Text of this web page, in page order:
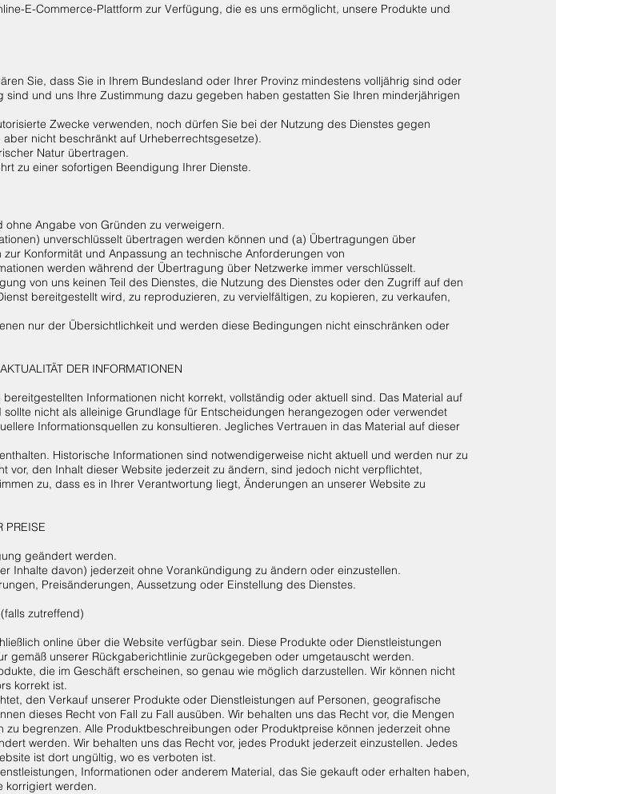
E-Commerce-Plattform zur Verfügung, die es uns ermöglicht, unsere Produkte und
Sie, dass Sie in Ihrem Bundesland oder Ihrer Provinz mindestens volljährig sind oder
und uns Ihre Zustimmung dazu gegeben haben gestatten Sie Ihren minderjährigen
Zwecke verwenden, noch dürfen Sie bei der Nutzung des Dienstes gegen
nicht beschränkt auf Urheberrechtsgesetze).
Natur übertragen.
zu einer sofortigen Beendigung Ihrer Dienste.
Angabe von Gründen zu verweigern.
unverschlüsselt übertragen werden können und (a) Übertragungen über
Konformität und Anpassung an technische Anforderungen von
werden während der Übertragung über Netzwerke immer verschlüsselt.
von uns keinen Teil des Dienstes, die Nutzung des Dienstes oder den Zugriff auf den
bereitgestellt wird, zu reproduzieren, zu vervielfältigen, zu kopieren, zu verkaufen,
nur der Übersichtlichkeit und werden diese Bedingungen nicht einschränken oder
DER INFORMATIONEN
Informationen nicht korrekt, vollständig oder aktuell sind. Das Material auf
nicht als alleinige Grundlage für Entscheidungen herangezogen oder verwendet
Informationsquellen zu konsultieren. Jegliches Vertrauen in das Material auf dieser
Historische Informationen sind notwendigerweise nicht aktuell und werden nur zu
vor, den Inhalt dieser Website jederzeit zu ändern, sind jedoch nicht verpflichtet,
zu, dass es in Ihrer Verantwortung liegt, Änderungen an unserer Website zu
PREISE
geändert werden.
Inhalte davon) jederzeit ohne Vorankündigung zu ändern oder einzustellen.
Preisänderungen, Aussetzung oder Einstellung des Dienstes.
zutreffend)
online über die Website verfügbar sein. Diese Produkte oder Dienstleistungen
gemäß unserer Rückgaberichtlinie zurückgegeben oder umgetauscht werden.
die im Geschäft erscheinen, so genau wie möglich darzustellen. Wir können nicht
korrekt ist.
den Verkauf unserer Produkte oder Dienstleistungen auf Personen, geografische
dieses Recht von Fall zu Fall ausüben. Wir behalten uns das Recht vor, die Mengen
begrenzen. Alle Produktbeschreibungen oder Produktpreise können jederzeit ohne
werden. Wir behalten uns das Recht vor, jedes Produkt jederzeit einzustellen. Jedes
ist dort ungültig, wo es verboten ist.
Informationen oder anderem Material, das Sie gekauft oder erhalten haben,
korrigiert werden.